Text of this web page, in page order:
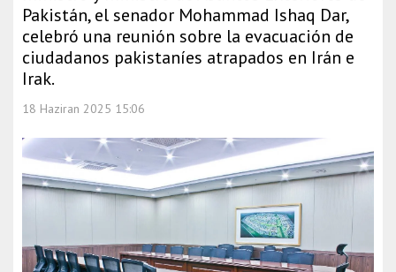
Pakistán, el senador Mohammad Ishaq Dar,
celebró una reunión sobre la evacuación de
ciudadanos pakistaníes atrapados en Irán e
Irak.
18 Haziran 2025 15:06